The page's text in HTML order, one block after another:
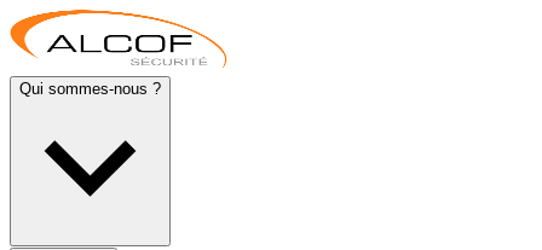
Qui sommes-nous ?